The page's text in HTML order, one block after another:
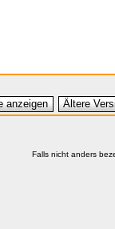
anzeigen Ältere
Falls nicht anders